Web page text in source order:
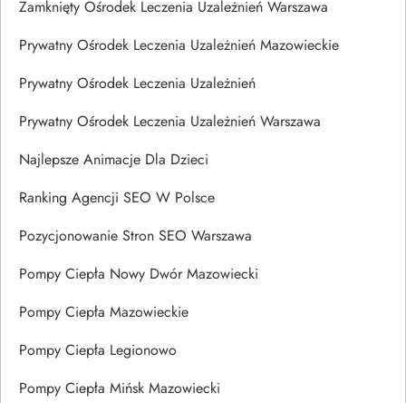
Zamknięty Ośrodek Leczenia Uzależnień Warszawa
Prywatny Ośrodek Leczenia Uzależnień Mazowieckie
Prywatny Ośrodek Leczenia Uzależnień
Prywatny Ośrodek Leczenia Uzależnień Warszawa
Najlepsze Animacje Dla Dzieci
Ranking Agencji SEO W Polsce
Pozycjonowanie Stron SEO Warszawa
Pompy Ciepła Nowy Dwór Mazowiecki
Pompy Ciepła Mazowieckie
Pompy Ciepła Legionowo
Pompy Ciepła Mińsk Mazowiecki